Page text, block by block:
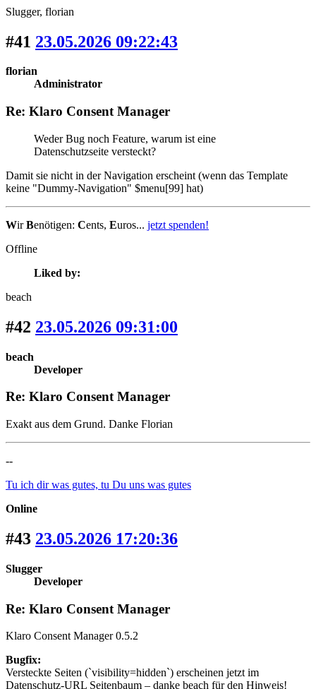
Slugger, florian
#41 23.05.2026 09:22:43
florian
Administrator
Re: Klaro Consent Manager
Weder Bug noch Feature, warum ist eine
Datenschutzseite versteckt?
Damit sie nicht in der Navigation erscheint (wenn das Template
keine "Dummy-Navigation" $menu[99] hat)
WirBenötigen: Cents, Euros... jetzt spenden!
Offline
Liked by:
beach
#42 23.05.2026 09:31:00
beach
Developer
Re: Klaro Consent Manager
Exakt aus dem Grund. Danke Florian
--
Tu ich dir was gutes, tu Du uns was gutes
Online
#43 23.05.2026 17:20:36
Slugger
Developer
Re: Klaro Consent Manager
Klaro Consent Manager 0.5.2
Bugfix:
Versteckte Seiten (`visibility=hidden`) erscheinen jetzt im
Datenschutz-URL Seitenbaum – danke beach für den Hinweis!